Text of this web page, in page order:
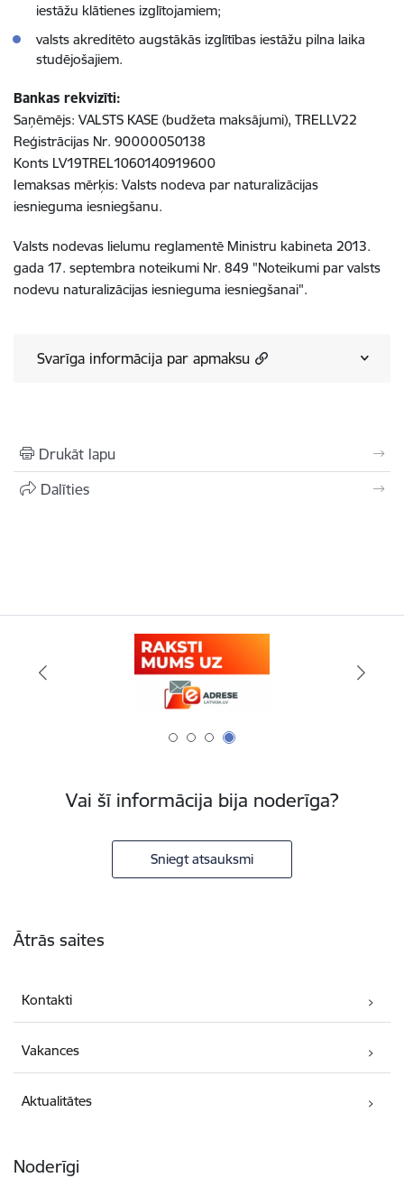
iestāžu klātienes izglītojamiem;
valsts akreditēto augstākās izglītības iestāžu pilna laika
studējošajiem.
Bankas rekvizīti:
Saņēmējs: VALSTS KASE (budžeta maksājumi), TRELLV22
Reģistrācijas Nr. 90000050138
Konts LV19TREL1060140919600
Iemaksas mērķis: Valsts nodeva par naturalizācijas
iesnieguma iesniegšanu.
Valsts nodevas lielumu reglamentē Ministru kabineta 2013.
gada 17. septembra noteikumi Nr. 849 "Noteikumi par valsts
nodevu naturalizācijas iesnieguma iesniegšanai".
Svarīga informācija par apmaksu
Drukāt lapu
Dalīties
Vai šī informācija bija noderīga?
Sniegt atsauksmi
Ātrās saites
Kontakti
Vakances
Aktualitātes
Noderīgi